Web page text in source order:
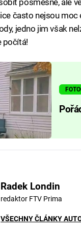
často nejsou
jedno jim však
počítá!
Radek Londin
redaktor FTV Prima
VŠECHNY ČLÁNKY